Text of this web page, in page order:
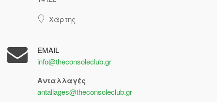
Χάρτης
EMAIL
info@theconsoleclub.gr
Ανταλλαγές
antallages@theconsoleclub.gr